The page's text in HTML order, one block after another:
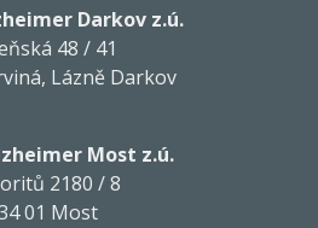
Darkov z.ú.
48 / 41
Lázně Darkov
Most z.ú.
2180 / 8
01 Most